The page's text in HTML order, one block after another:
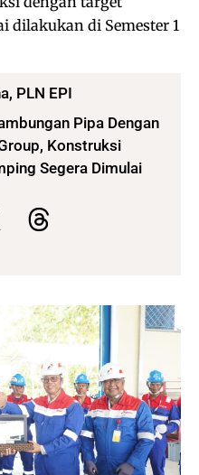
dilakukan di Semester 1
, PLN EPI
Pipa Dengan
Konstruksi
Segera Dimulai